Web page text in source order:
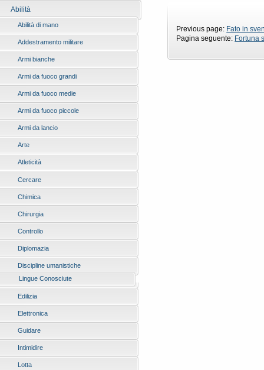
Abilità
Abilità di mano
Addestramento militare
Armi bianche
Armi da fuoco grandi
Armi da fuoco medie
Armi da fuoco piccole
Armi da lancio
Arte
Atleticità
Cercare
Chimica
Chirurgia
Controllo
Diplomazia
Discipline umanistiche
Lingue Conosciute
Edilizia
Elettronica
Guidare
Intimidire
Lotta
Previous page: Fato in
Pagina seguente: Fortuna